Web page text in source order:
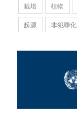
栽培
植物
起源
非犯罪化